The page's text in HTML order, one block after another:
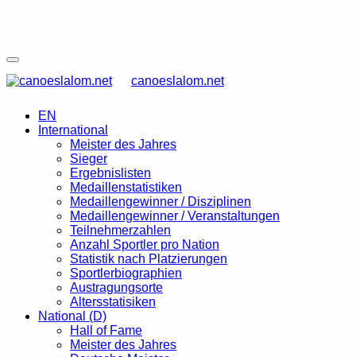
canoeslalom.net
EN
International
Meister des Jahres
Sieger
Ergebnislisten
Medaillenstatistiken
Medaillengewinner / Disziplinen
Medaillengewinner / Veranstaltungen
Teilnehmerzahlen
Anzahl Sportler pro Nation
Statistik nach Platzierungen
Sportlerbiographien
Austragungsorte
Altersstatisiken
National (D)
Hall of Fame
Meister des Jahres